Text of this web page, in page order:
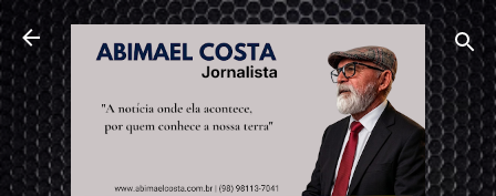
Pular para o conteúdo principal